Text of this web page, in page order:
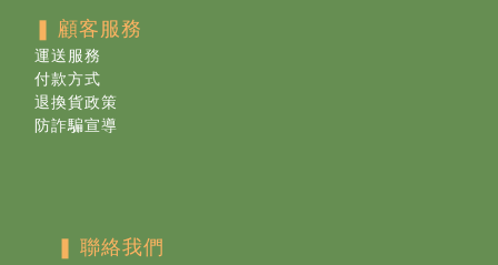
❚ 顧客服務
運送服務
付款方式
退換貨政策
防詐騙宣導
❚ 聯絡我們